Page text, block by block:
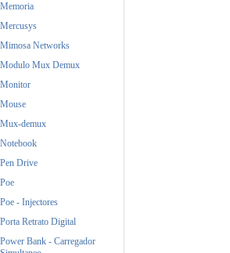
Memoria
Mercusys
Mimosa Networks
Modulo Mux Demux
Monitor
Mouse
Mux-demux
Notebook
Pen Drive
Poe
Poe - Injectores
Porta Retrato Digital
Power Bank - Carregador